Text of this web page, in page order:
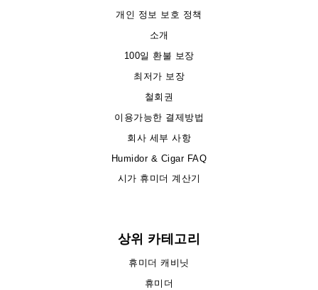
개인 정보 보호 정책
소개
100일 환불 보장
최저가 보장
철회권
이용가능한 결제방법
회사 세부 사항
Humidor & Cigar FAQ
시가 휴미더 계산기
상위 카테고리
휴미더 캐비닛
휴미더